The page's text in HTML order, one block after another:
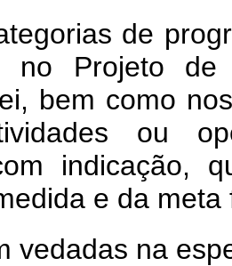
de
no Projeto
bem como
ou
indicação,
e da meta
vedadas na